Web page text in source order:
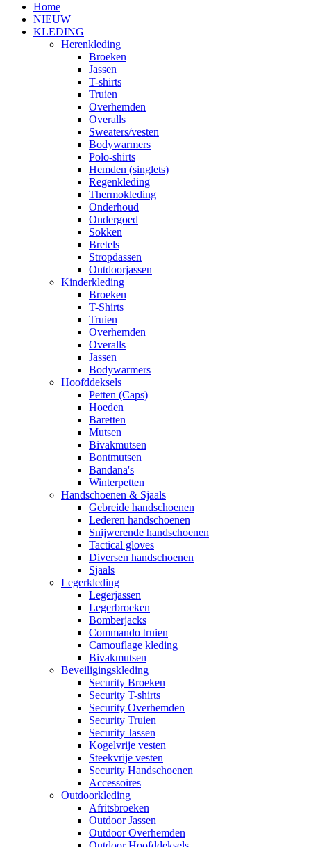
Home
NIEUW
KLEDING
Herenkleding
Broeken
Jassen
T-shirts
Truien
Overhemden
Overalls
Sweaters/vesten
Bodywarmers
Polo-shirts
Hemden (singlets)
Regenkleding
Thermokleding
Onderhoud
Ondergoed
Sokken
Bretels
Stropdassen
Outdoorjassen
Kinderkleding
Broeken
T-Shirts
Truien
Overhemden
Overalls
Jassen
Bodywarmers
Hoofddeksels
Petten (Caps)
Hoeden
Baretten
Mutsen
Bivakmutsen
Bontmutsen
Bandana's
Winterpetten
Handschoenen & Sjaals
Gebreide handschoenen
Lederen handschoenen
Snijwerende handschoenen
Tactical gloves
Diversen handschoenen
Sjaals
Legerkleding
Legerjassen
Legerbroeken
Bomberjacks
Commando truien
Camouflage kleding
Bivakmutsen
Beveiligingskleding
Security Broeken
Security T-shirts
Security Overhemden
Security Truien
Security Jassen
Kogelvrije vesten
Steekvrije vesten
Security Handschoenen
Accessoires
Outdoorkleding
Afritsbroeken
Outdoor Jassen
Outdoor Overhemden